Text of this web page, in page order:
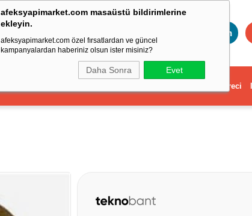
afeksyapimarket.com masaüstü bildirimlerine
ekleyin.
afeksyapimarket.com özel fırsatlardan ve güncel
kampanyalardan haberiniz olsun ister misiniz?
Daha Sonra Evet
Toptan
Dekorasyon ve Ev Gereci